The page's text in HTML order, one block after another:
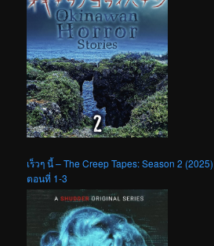
เร็วๆ นี้ – The Creep Tapes: Season 2
ตอนที่ 1-3